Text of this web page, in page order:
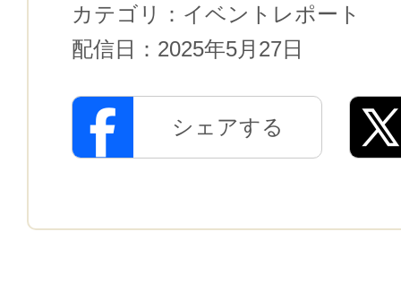
カテゴリ： イベントレポート
配信日： 2025年5月27日
シェアする